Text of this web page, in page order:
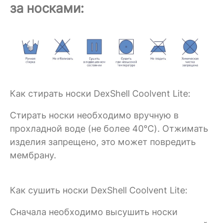
за носками:
Как стирать носки DexShell Coolvent Lite:
Стирать носки необходимо вручную в
прохладной воде (не более 40°C). Отжимать
изделия запрещено, это может повредить
мембрану.
Как сушить носки DexShell Coolvent Lite:
Сначала необходимо высушить носки